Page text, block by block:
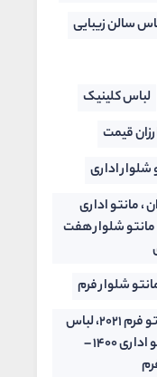
سالن زیبایی
لباس کلینیک
قیمت
شلوار اداری
، مانتو اداری
، مانتو اداری سال99 ، مانتو شلوار هفت
شلوار فرم
مانتو شلوار فرم اداری ، مانتو فرم ۲۰۲۱، لباس
فرم ، مقنعه فرم ، مدل مانتو اداری ۱۴۰۰ –